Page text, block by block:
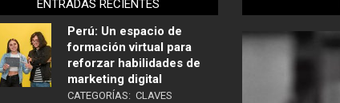
ENTRADAS RECIENTES
Perú: Un espacio de
formación virtual para
reforzar habilidades de
marketing digital
CATEGORÍAS: CLAVES